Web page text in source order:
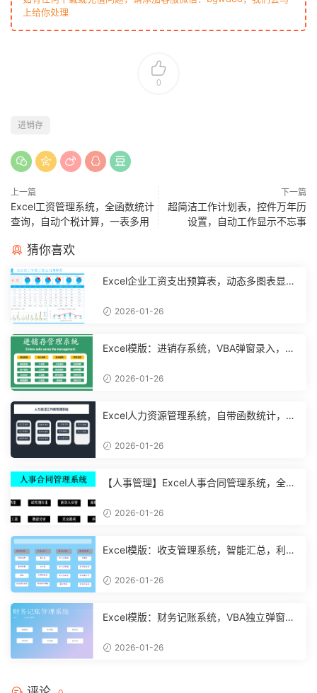
上给你处理
0
进销存
上一篇
Excel工资管理系统，全函数统计
查询，自动个税计算，一表多用
下一篇
超简洁工作计划表，控件万年历
设置，自动工作显示不忘事
猜你喜欢
Excel企业工资支出预算表，动态多图表显
2026-01-26
Excel模版：进销存系统，VBA弹窗录入，智
2026-01-26
Excel人力资源管理系统，自带函数统计，功
2026-01-26
【人事管理】Excel人事合同管理系统，全函
2026-01-26
Excel模版：收支管理系统，智能汇总，利润
2026-01-26
Excel模版：财务记账系统，VBA独立弹窗，
2026-01-26